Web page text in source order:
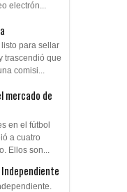
electrón...
para sellar
trascendió que
comisi...
mercado de
en el fútbol
a cuatro
Ellos son...